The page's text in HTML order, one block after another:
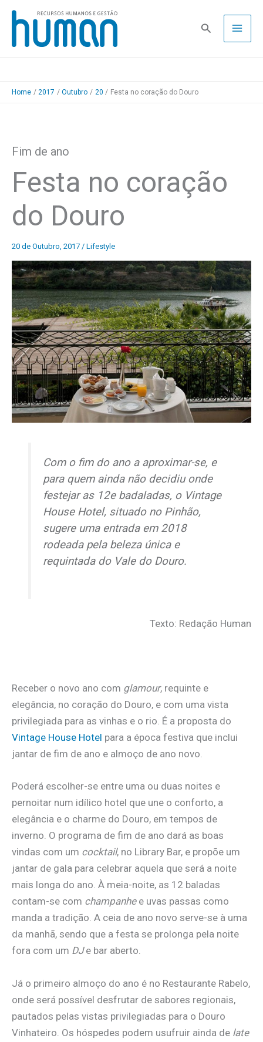
Skip
content
Pesquisa
Home 2017 Outubro 20 Festa no coração do Douro
Fim de ano
Festa no coração
do Douro
20 de Outubro, 2017 / Lifestyle
Com o fim do ano a aproximar-se, e
para quem ainda não decidiu onde
festejar as 12e badaladas, o Vintage
House Hotel, situado no Pinhão,
sugere uma entrada em 2018
rodeada pela beleza única e
requintada do Vale do Douro.
Texto: Redação Human
Receber o novo ano com glamour, requinte e
elegância, no coração do Douro, e com uma vista
privilegiada para as vinhas e o rio. É a proposta do
Vintage House Hotel para a época festiva que inclui
jantar de fim de ano e almoço de ano novo.
Poderá escolher-se entre uma ou duas noites e
pernoitar num idílico hotel que une o conforto, a
elegância e o charme do Douro, em tempos de
inverno. O programa de fim de ano dará as boas
vindas com um cocktail, no Library Bar, e propõe um
jantar de gala para celebrar aquela que será a noite
mais longa do ano. À meia-noite, as 12 baladas
contam-se com champanhee uvas passas como
manda a tradição. A ceia de ano novo serve-se à uma
da manhã, sendo que a festa se prolonga pela noite
fora com um DJe bar aberto.
Já o primeiro almoço do ano é no Restaurante Rabelo,
onde será possível desfrutar de sabores regionais,
pautados pelas vistas privilegiadas para o Douro
Vinhateiro. Os hóspedes podem usufruir ainda de late